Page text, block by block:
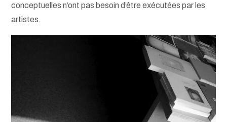
conceptuelles n’ont pas besoin d’être exécutées par les
artistes.